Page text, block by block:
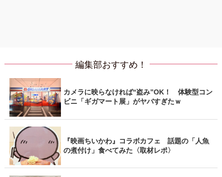
編集部おすすめ！
カメラに映らなければ“盗み”OK！ 体験型コン
ビニ「ギガマート展」がヤバすぎたｗ
『映画ちいかわ』コラボカフェ 話題の「人魚
の煮付け」食べてみた〈取材レポ〉